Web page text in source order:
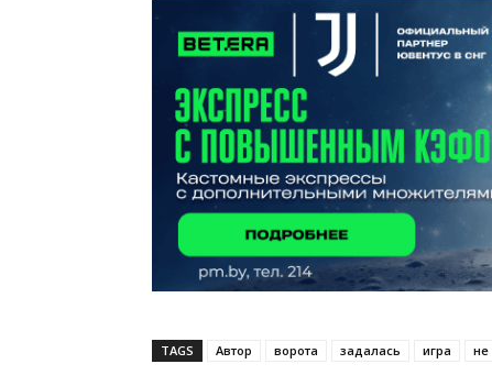
TAGS Автор ворота задалась игра не